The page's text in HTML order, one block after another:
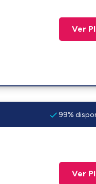
Ver
99%
Ver